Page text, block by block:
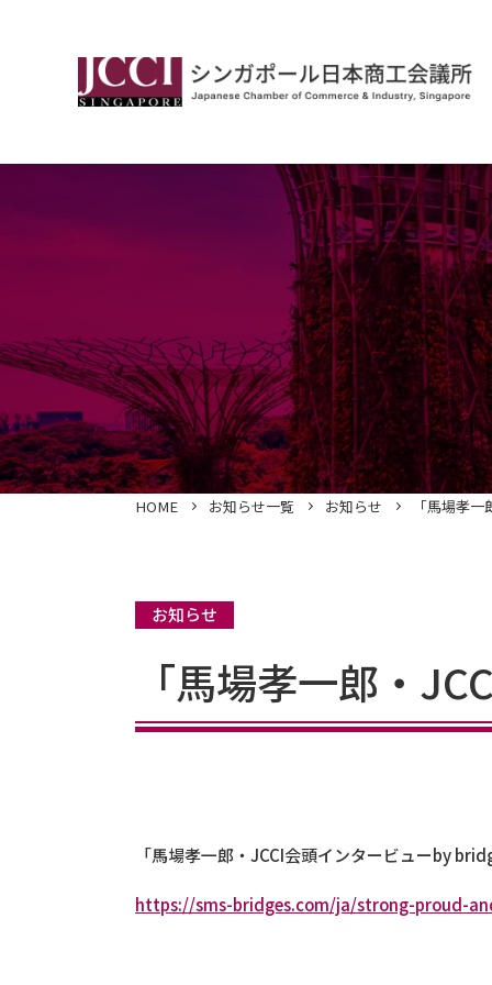
HOME お知らせ一覧 お知らせ 「馬場孝
お知らせ
「馬場孝一郎・
「馬場孝一郎・JCCI会頭インタービューby
https://sms-bridges.com/ja/strong-proud-